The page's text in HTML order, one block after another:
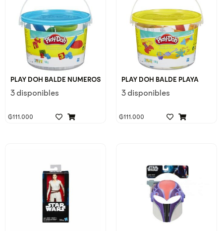
PLAY DOH BALDE NUMEROS
3 disponibles
₲111.000
PLAY DOH BALDE PLAYA
3 disponibles
₲111.000